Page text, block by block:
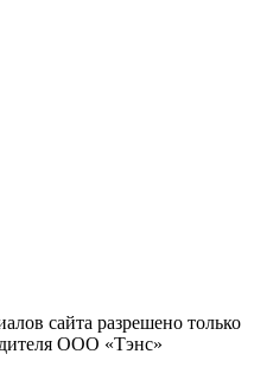
сайта разрешено только
ООО «Тэнс»